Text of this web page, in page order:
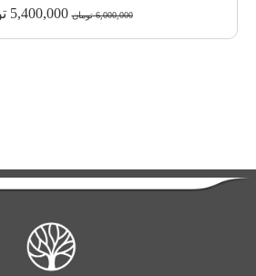
6,000,000 تومان 5,400,000